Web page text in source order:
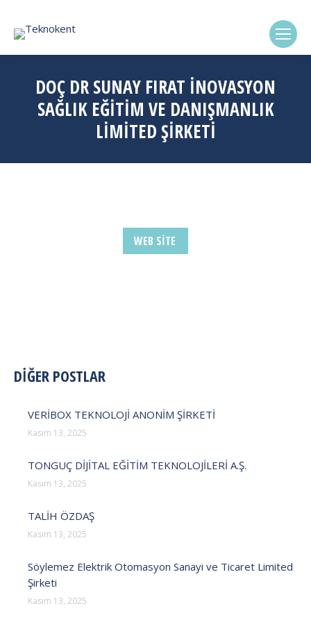
DOÇ DR SUNAY FIRAT İNOVASYON
SAĞLIK EĞİTİM VE DANIŞMANLIK
LİMİTED ŞİRKETİ
WEB SITE
POST
DİĞER POSTLAR
VERİBOX TEKNOLOJİ ANONİM ŞİRKETİ
Kasım 13, 2025
TONGUÇ DİJİTAL EĞİTİM TEKNOLOJİLERİ A.Ş.
Kasım 13, 2025
TALİH ÖZDAŞ
Kasım 13, 2025
Söylemez Elektrik Otomasyon Sanayi ve Ticaret Limited
Şirketi
Kasım 13, 2025